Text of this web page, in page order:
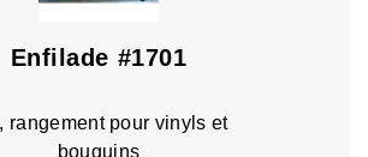
Enfilade #1701
rangement pour vinyls et
bouquins